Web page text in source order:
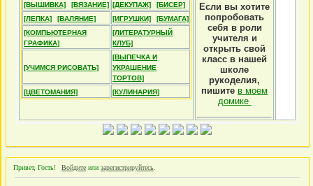
[ВЫШИВКА] [ВЯЗАНИЕ] [ДЕКУПАЖ]
[БИСЕР]
[ЛЕПКА]
[ВАЛЯНИЕ] [ИГРУШКИ]
[БУМАГА]
[КОМПЬЮТЕРНАЯ
ГРАФИКА]
[ЛИТЕРАТУРНЫЙ
КЛУБ]
[УЧИМСЯ РИСОВАТЬ]
[ВЫПЕЧКА И
УКРАШЕНИЕ
ТОРТОВ]
[ЦВЕТОМАНИЯ]
[КУЛИНАРИЯ]
Если вы хотите
попробовать
себя в роли
учителя и
открыть свой
класс в нашей
школе
рукоделия,
пишите в моем
домике
Привет, Гость! Войдите или зарегистрируйтесь